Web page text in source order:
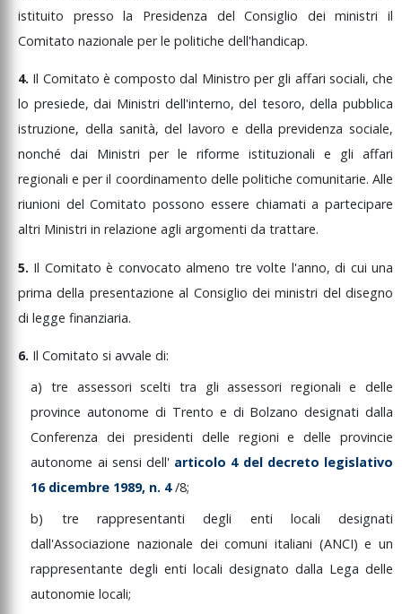
istituito pressola Presidenza delConsiglio deiministri il
Comitato nazionale perle politiche dell'handicap.
4. Il Comitato ècompostodal Ministro per gli affari sociali,che
lo presiede,dai Ministri dell'interno,del tesoro,della pubblica
istruzione, della sanità,del lavoro e dellaprevidenza sociale,
nonché dai Ministri per le riforme istituzionali e gli affari
regionalieperil coordinamento delle politiche comunitarie. Alle
riunioni delComitatopossono essere chiamatiapartecipare
altri Ministri in relazione agli argomenti da trattare.
5. Il Comitatoè convocatoalmeno trevolte l'anno,di cuiuna
primadella presentazioneal Consiglio deiministri del disegno
di legge finanziaria.
6. Il Comitato si avvale di:
a)tre assessoriscelti tra gliassessori regionaliedelle
provinceautonomedi Trento e di Bolzanodesignatidalla
Conferenzadeipresidenti delle regioniedelleprovincie
autonome ai sensi dell' articolo 4 del decreto legislativo
16 dicembre 1989, n. 4/8;
b) tre rappresentantidegli enti localidesignati
dall'Associazionenazionale deicomuniitaliani (ANCI)eun
rappresentantedeglientilocalidesignatodalla Legadelle
autonomielocali;